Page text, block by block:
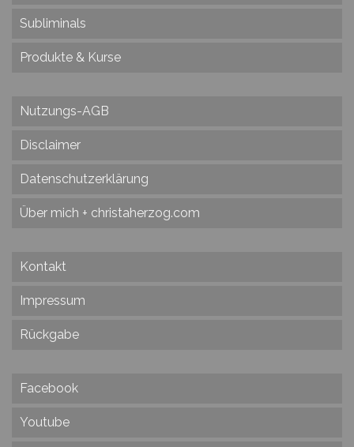
Subliminals
Produkte & Kurse
Nutzungs-AGB
Disclaimer
Datenschutzerklärung
Über mich + christaherzog.com
Kontakt
Impressum
Rückgabe
Facebook
Youtube